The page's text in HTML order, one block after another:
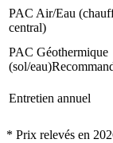
PAC Air/Eau
central)
PAC Géothermique
(sol/eau)
Entretien annuel
* Prix relevés en